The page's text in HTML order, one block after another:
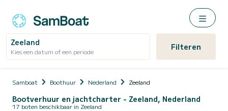
Zeeland
Kies een datum of een periode Filteren
Samboat Boothuur Nederland Zeeland
Bootverhuur en jachtcharter - Zeeland, Nederland
17 boten beschikbaar in Zeeland